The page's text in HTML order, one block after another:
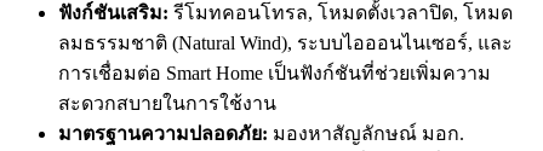
ฟังก์ชันเสริม: รีโมทคอนโทรล, โหมดตั้งเวลาปิด, โหมด
ลมธรรมชาติ (Natural Wind), ระบบไอออนไนเซอร์, และ
การเชื่อมต่อ Smart Home เป็นฟังก์ชันที่ช่วยเพิ่มความ
สะดวกสบายในการใช้งาน
มาตรฐานความปลอดภัย: มองหาสัญลักษณ์ มอก.